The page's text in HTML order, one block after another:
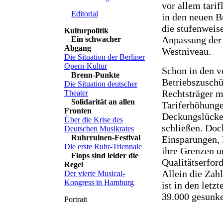
Editorial
Ein schwacher
Abgang
Die Situation der Berliner
Opern-Kultur
Brenn-Punkte
Die Situation deutscher
Theater
Solidarität an allen
Fronten
Über die Krise des
Deutschen Musikrates
Ruhrruinen-Festival
Die erste Ruhr-Triennale
Flops sind leider die
Regel
Der vierte Musical-
Kongress in Hamburg
vor allem
in den neuen
die
Anpassung
Westniveau.
Schon in den
Rechtsträger
schließen.
Einsparungen,
ihre Grenzen
Allein die
ist in den
39.000